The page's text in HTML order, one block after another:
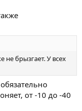
не брызгает. У всех
от -10 до -40